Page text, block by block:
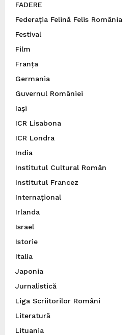
FADERE
Federația Felină Felis România
Festival
Film
Franța
Germania
Guvernul României
Iaşi
ICR Lisabona
ICR Londra
India
Institutul Cultural Român
Institutul Francez
Internațional
Irlanda
Israel
Istorie
Italia
Japonia
Jurnalistică
Liga Scriitorilor Români
Literatură
Lituania